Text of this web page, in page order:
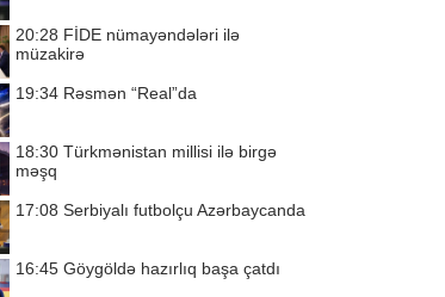
20:28 FİDE nümayəndələri ilə
müzakirə
19:34 Rəsmən “Real”da
18:30 Türkmənistan millisi ilə birgə
məşq
17:08 Serbiyalı futbolçu Azərbaycanda
16:45 Göygöldə hazırlıq başa çatdı